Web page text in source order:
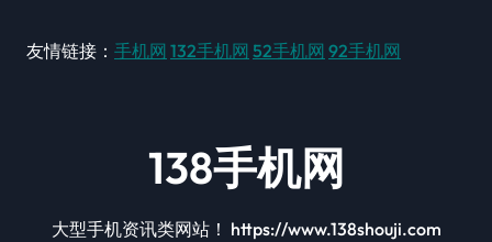
友情链接： 手机网 132手机网 52手机网 92手机网
138手机网
大型手机资讯类网站！ https://www.138shouji.com